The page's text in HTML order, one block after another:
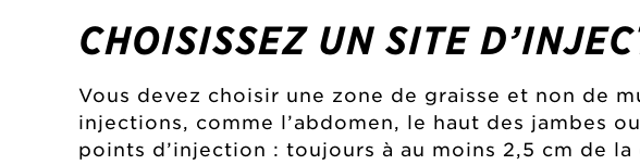
CHOISISSEZ UN SITE
Vous devez choisir une zone de graisse et non de
injections, comme l’abdomen, le haut des jambes
points d’injection : toujours à au moins 2,5 cm de